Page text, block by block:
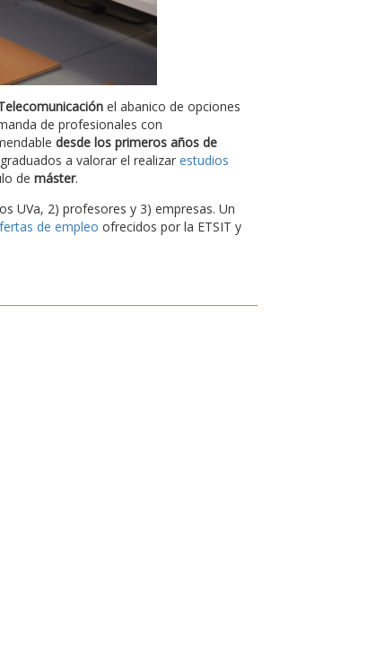
el abanico de opciones
de profesionales con
desde los primeros años de
a valorar el realizar estudios
de máster.
UVa, 2) profesores y 3) empresas. Un
de empleo ofrecidos por la ETSIT y